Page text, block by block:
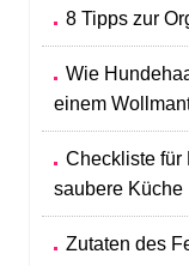
8 Tipps zur
Wie
einem
Checkliste für
saubere Küche
Zutaten des